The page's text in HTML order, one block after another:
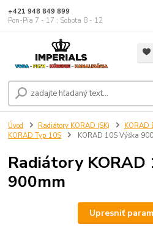
+421 948 849 899
Pon-Pia 7 - 17 ; Sobota 8 - 12
Úvod Radiátory KORAD (SK) KORAD
KORAD Typ 10S
KORAD 10S Výška
Radiátory KORAD
900mm
Upresniť